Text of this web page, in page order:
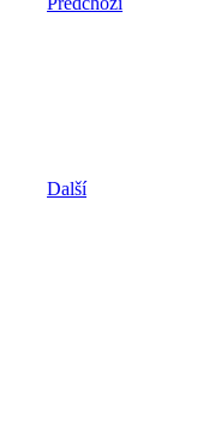
Další